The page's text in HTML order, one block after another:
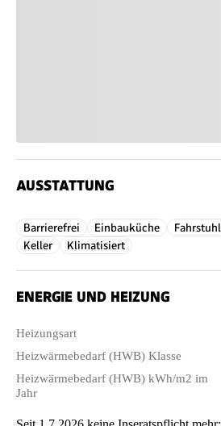
AUSSTATTUNG
Barrierefrei Einbauküche Fahrstuhl
Keller
Klimatisiert
ENERGIE UND HEIZUNG
Heizungsart
Heizwärmebedarf (HWB) Klasse
Heizwärmebedarf (HWB) kWh/m2 im
Jahr